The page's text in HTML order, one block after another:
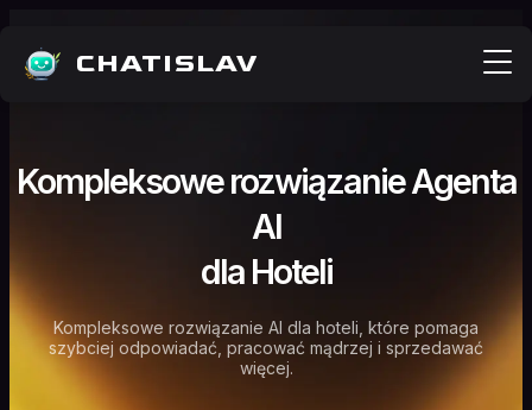
CHATISLAV
Kompleksowe rozwiązanie Agenta
AI
dla Hoteli
Kompleksowe rozwiązanie AI dla hoteli, które pomaga
szybciej odpowiadać, pracować mądrzej i sprzedawać
więcej.